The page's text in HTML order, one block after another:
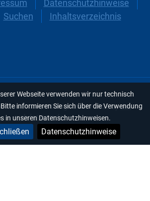
Webseite verwenden wir nur technisch
informieren Sie sich über die Verwendung
in unseren Datenschutzhinweisen.
Datenschutzhinweise
Datenschutzhinweise
Suchen Inhaltsverzeichnis
GmbH, © Design 2016 - 2026 bydie-
webdesigner.de